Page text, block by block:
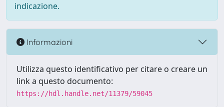
indicazione.
Informazioni
Utilizza questo identificativo per citare o creare un
link a questo documento:
https://hdl.handle.net/11379/59045